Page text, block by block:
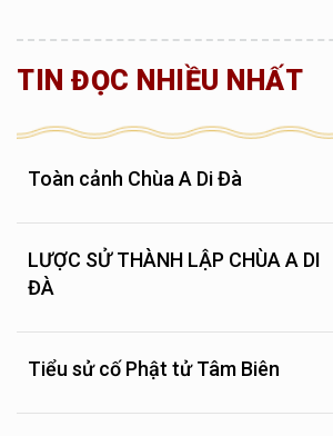
TIN ĐỌC NHIỀU NHẤT
Toàn cảnh Chùa A Di Đà
LƯỢC SỬ THÀNH LẬP CHÙA A DI
ĐÀ
Tiểu sử cố Phật tử Tâm Biên